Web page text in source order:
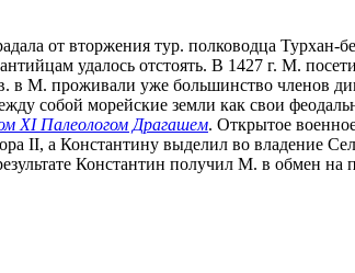
от вторжения тур. полководца Турхан-
удалось отстоять. В 1427 г. М.
в М. проживали уже большинство членов
собой морейские земли как свои
XI Палеологом Драгашем. Открытое
II, а Константину выделил во владение
Константин получил М. в обмен на